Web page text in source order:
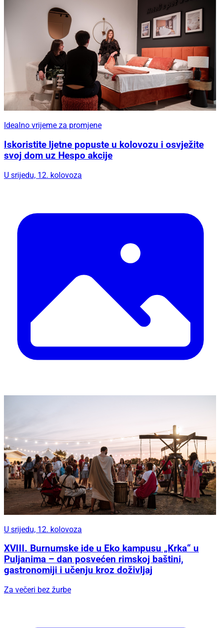
Idealno vrijeme za promjene
Iskoristite ljetne popuste u kolovozu i osvježite
svoj dom uz Hespo akcije
U srijedu, 12. kolovoza
U srijedu, 12. kolovoza
XVIII. Burnumske ide u Eko kampusu „Krka“ u
Puljanima – dan posvećen rimskoj baštini,
gastronomiji i učenju kroz doživljaj
Za večeri bez žurbe